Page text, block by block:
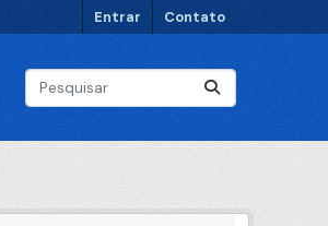
Entrar Contato